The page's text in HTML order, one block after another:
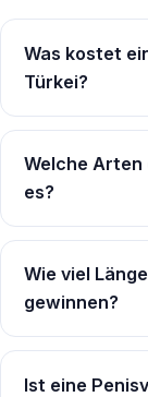
Was kostet
Türkei?
Welche
es?
Wie viel
gewinnen?
Ist eine